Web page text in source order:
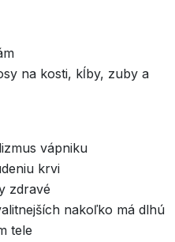
na kosti, kĺby, zuby a
vápniku
krvi
zdravé
nakoľko má dlhú
tele